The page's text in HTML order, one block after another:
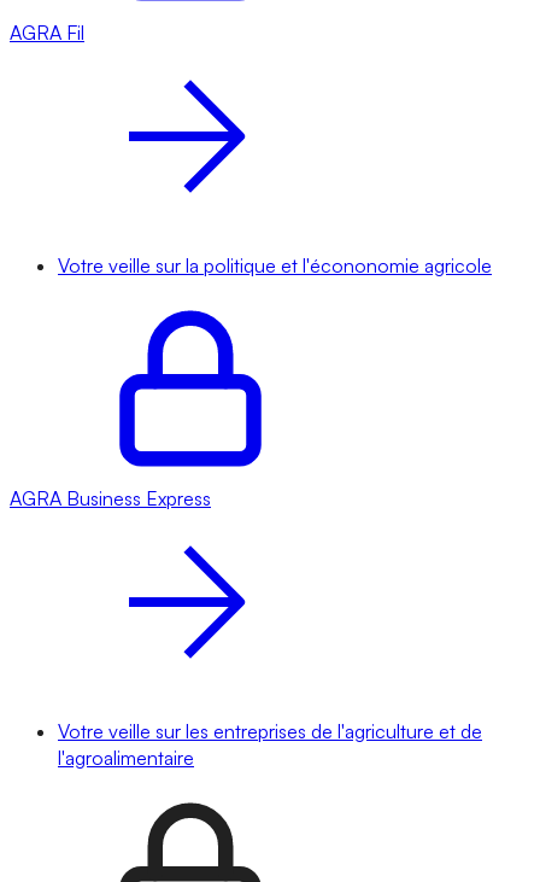
AGRA Fil
Votre veille sur la politique et l'écononomie agricole
AGRA Business Express
Votre veille sur les entreprises de l'agriculture et de
l'agroalimentaire